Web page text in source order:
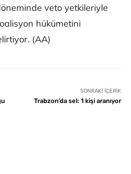
veto yetkileriyle
hükümetini
(AA)
SONRAKI İÇERIK
Trabzon’da sel: 1 kişi aranıyor